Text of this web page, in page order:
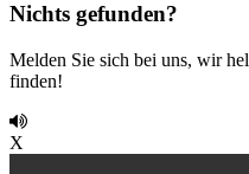
Nichts gefunden?
Melden Sie sich bei uns, wir
finden!
X